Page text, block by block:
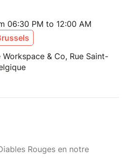
06:30 PM to 12:00 AM
& Co, Rue Saint-
Rouges en notre